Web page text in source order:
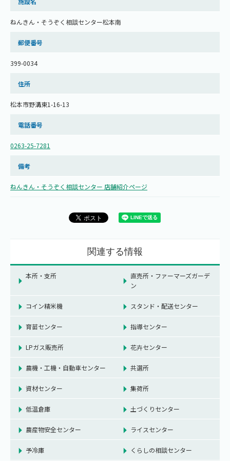
ねんきん・そうぞく相談センター松本南
郵便番号
399-0034
住所
松本市野溝東1-16-13
電話番号
0263-25-7281
備考
ねんきん・そうぞく相談センター 店舗紹介ページ
関連する情報
本所・支所
直売所・ファーマーズガーデ
ン
コイン精米機 スタンド・配送センター
育苗センター 指導センター
LPガス販売所 花卉センター
農機・工機・自動車センター 共選所
資材センター 集荷所
低温倉庫 土づくりセンター
農産物安全センター ライスセンター
予冷庫 くらしの相談センター